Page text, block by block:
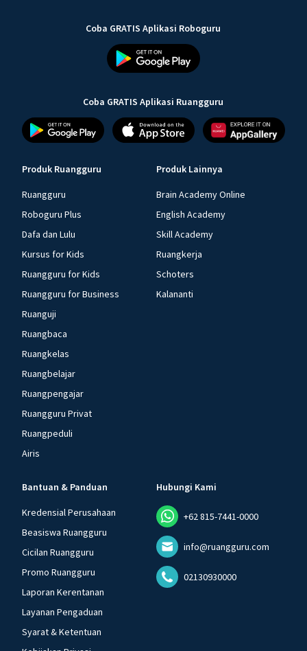
Coba GRATIS Aplikasi Roboguru
Coba GRATIS Aplikasi Ruangguru
Produk Ruangguru
Ruangguru
Roboguru Plus
Dafa dan Lulu
Kursus for Kids
Ruangguru for Kids
Ruangguru for Business
Ruanguji
Ruangbaca
Ruangkelas
Ruangbelajar
Ruangpengajar
Ruangguru Privat
Ruangpeduli
Airis
Produk Lainnya
Brain Academy Online
English Academy
Skill Academy
Ruangkerja
Schoters
Kalananti
Bantuan & Panduan
Kredensial Perusahaan
Beasiswa Ruangguru
Cicilan Ruangguru
Promo Ruangguru
Laporan Kerentanan
Layanan Pengaduan
Syarat & Ketentuan
Hubungi Kami
+62 815-7441-0000
info@ruangguru.com
02130930000